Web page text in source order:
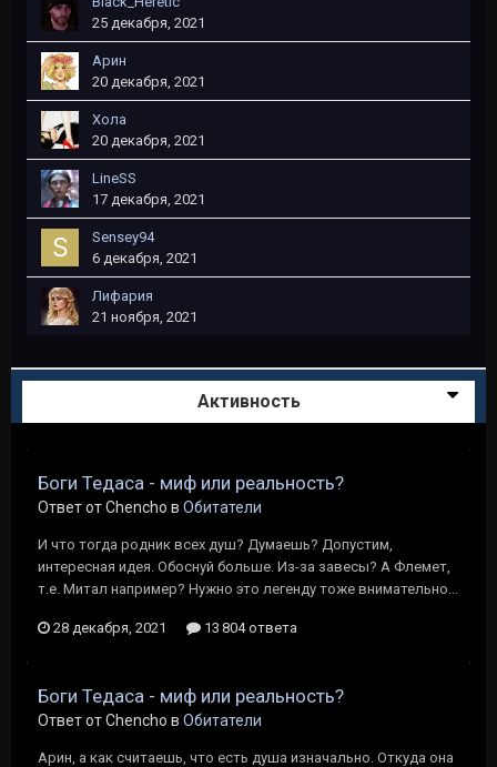
25 декабря, 2021
Арин
20 декабря, 2021
Хола
20 декабря, 2021
LineSS
17 декабря, 2021
Sensey94
6 декабря, 2021
Лифария
21 ноября, 2021
Активность
Боги Тедаса - миф или реальность?
Ответ от Chencho в Обитатели
И что тогда родник всех душ? Думаешь? Допустим,
интересная идея. Обоснуй больше. Из-за завесы? А Флемет,
т.е. Митал например? Нужно это легенду тоже внимательно...
28 декабря, 2021 13 804 ответа
Боги Тедаса - миф или реальность?
Ответ от Chencho в Обитатели
Арин, а как считаешь, что есть душа изначально. Откуда она